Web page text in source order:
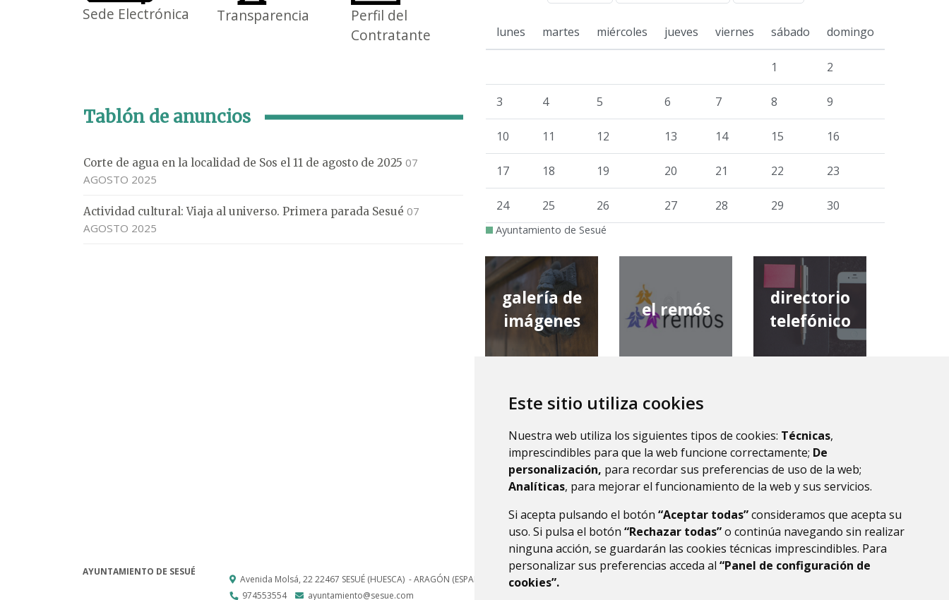
Este sitio utiliza cookies
Nuestra web utiliza los siguientes tipos de cookies: Técnicas,
imprescindibles para que la web funcione correctamente; De
personalización, para recordar sus preferencias de uso de la web;
Analíticas, para mejorar el funcionamiento de la web y sus servicios.
Si acepta pulsando el botón “Aceptar todas”consideramos que acepta su
uso. Si pulsa el botón “Rechazar todas”o continúa navegando sin realizar
ninguna acción, se guardarán las cookies técnicas imprescindibles. Para
personalizar sus preferencias acceda al “Panel de configuración de
cookies”.
Sede Electrónica Transparencia
Perfil del
Contratante
Tablón de anuncios
Corte de agua en la localidad de Sos el 11 de agosto de 2025 07
AGOSTO 2025
Actividad cultural: Viaja al universo. Primera parada Sesué 07
AGOSTO 2025
lunes martes miércoles jueves viernes sábado domingo
1 2
3 4 5 6 7 8 9
10 11 12 13 14 15 16
17 18 19 20 21 22 23
24 25 26 27 28 29 30
Ayuntamiento de Sesué
galería de
imágenes
el remós
directorio
telefónico
hace
la ribagorza
provincial de
huesca
AYUNTAMIENTO DE SESUÉ
Avenida Molsá, 2222467 SESUÉ (HUESCA) - ARAGÓN (ESPAÑA)
974553554
ayuntamiento@sesue.com